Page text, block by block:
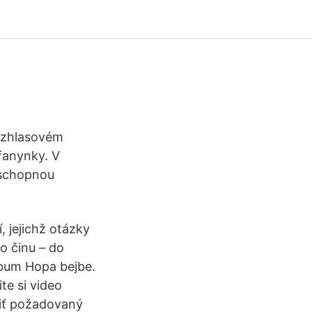
V
jejichž otázky
činu – do
Hopa bejbe.
si video
požadovaný